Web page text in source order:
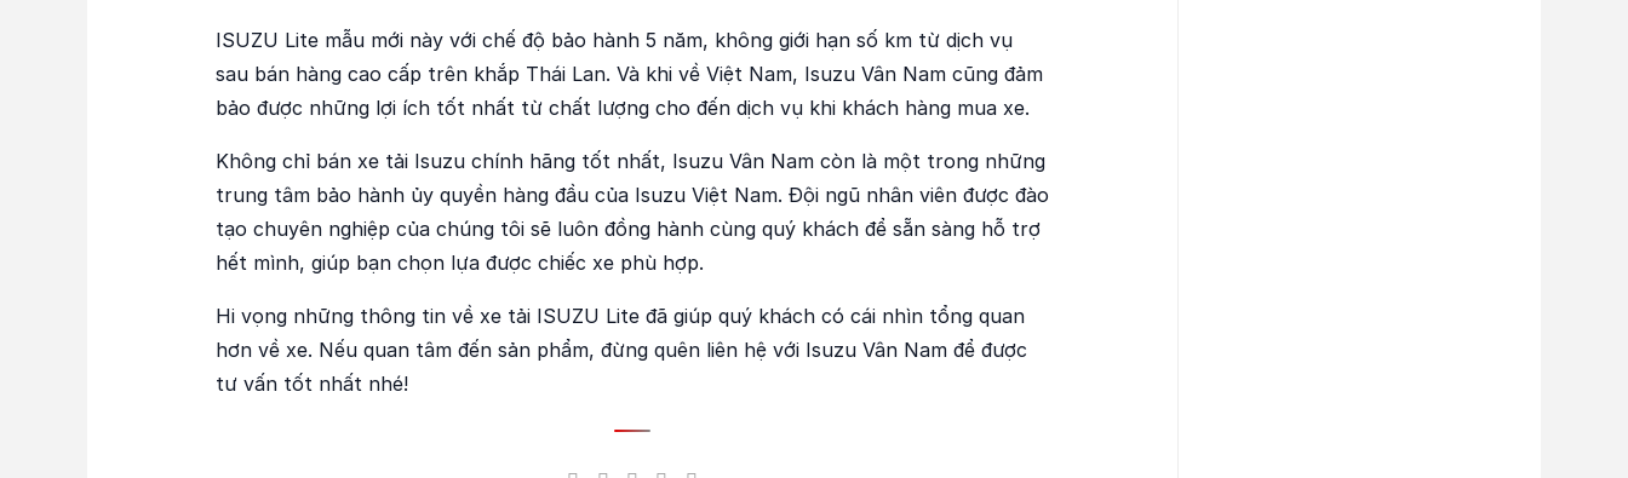
ISUZU Lite mẫu mới này với chế độ bảo hành 5 năm, không giới hạn số km từ dịch vụ
sau bán hàng cao cấp trên khắp Thái Lan. Và khi về Việt Nam, Isuzu Vân Nam cũng đảm
bảo được những lợi ích tốt nhất từ chất lượng cho đến dịch vụ khi khách hàng mua xe.
Không chỉ bán xe tải Isuzu chính hãng tốt nhất, Isuzu Vân Nam còn là một trong những
trung tâm bảo hành ủy quyền hàng đầu của Isuzu Việt Nam. Đội ngũ nhân viên được đào
tạo chuyên nghiệp của chúng tôi sẽ luôn đồng hành cùng quý khách để sẵn sàng hỗ trợ
hết mình, giúp bạn chọn lựa được chiếc xe phù hợp.
Hi vọng những thông tin về xe tải ISUZU Lite đã giúp quý khách có cái nhìn tổng quan
hơn về xe. Nếu quan tâm đến sản phẩm, đừng quên liên hệ với Isuzu Vân Nam để được
tư vấn tốt nhất nhé!